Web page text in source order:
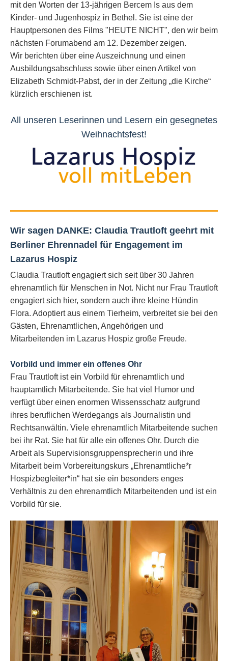
mit den Worten der 13-jährigen Bercem Is aus dem
Kinder- und Jugenhospiz in Bethel. Sie ist eine der
Hauptpersonen des Films "HEUTE NICHT", den wir beim
nächsten Forumabend am 12. Dezember zeigen.
Wir berichten über eine Auszeichnung und einen
Ausbildungsabschluss sowie über einen Artikel von
Elizabeth Schmidt-Pabst, der in der Zeitung „die Kirche“
kürzlich erschienen ist.
All unseren Leserinnen und Lesern ein gesegnetes
Weihnachtsfest!
Wir sagen DANKE: Claudia Trautloft geehrt mit
Berliner Ehrennadel für Engagement im
Lazarus Hospiz
Claudia Trautloft engagiert sich seit über 30 Jahren
ehrenamtlich für Menschen in Not. Nicht nur Frau Trautloft
engagiert sich hier, sondern auch ihre kleine Hündin
Flora. Adoptiert aus einem Tierheim, verbreitet sie bei den
Gästen, Ehrenamtlichen, Angehörigen und
Mitarbeitenden im Lazarus Hospiz große Freude.
Vorbild und immer ein offenes Ohr
Frau Trautloft ist ein Vorbild für ehrenamtlich und
hauptamtlich Mitarbeitende. Sie hat viel Humor und
verfügt über einen enormen Wissensschatz aufgrund
ihres beruflichen Werdegangs als Journalistin und
Rechtsanwältin. Viele ehrenamtlich Mitarbeitende suchen
bei ihr Rat. Sie hat für alle ein offenes Ohr. Durch die
Arbeit als Supervisionsgruppensprecherin und ihre
Mitarbeit beim Vorbereitungskurs „Ehrenamtliche*r
Hospizbegleiter*in“ hat sie ein besonders enges
Verhältnis zu den ehrenamtlich Mitarbeitenden und ist ein
Vorbild für sie.